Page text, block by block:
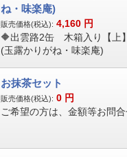
ね・味楽庵)
販売価格(税込): 4,160 円
🔶出雲路2缶 木箱入り【上
(玉露かりがね・味楽庵)
お抹茶セット
販売価格(税込): 0 円
ご希望の方は、金額等お問